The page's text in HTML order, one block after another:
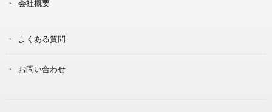
会社概要
よくある質問
お問い合わせ